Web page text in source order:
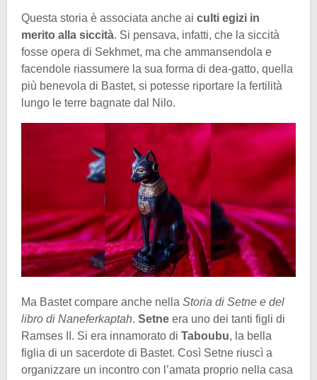
Questa storia è associata anche ai culti egizi in
merito alla siccità. Si pensava, infatti, che la siccità
fosse opera di Sekhmet, ma che ammansendola e
facendole riassumere la sua forma di dea-gatto, quella
più benevola di Bastet, si potesse riportare la fertilità
lungo le terre bagnate dal Nilo.
Ma Bastet compare anche nella Storia di Setne e del
libro di Naneferkaptah. Setne era uno dei tanti figli di
Ramses II. Si era innamorato di Taboubu, la bella
figlia di un sacerdote di Bastet. Così Setne riuscì a
organizzare un incontro con l’amata proprio nella casa